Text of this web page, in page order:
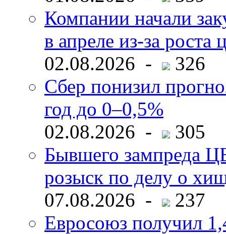
Компании начали
в апреле из-за роста
02.08.2026 -
326
Сбер понизил
год до 0–0,5%
02.08.2026 -
305
Бывшего зампреда
розыск по делу о
07.08.2026 -
237
Евросоюз получил